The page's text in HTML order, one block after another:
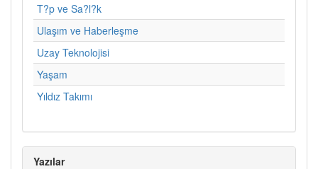
T?p ve Sa?l?k
Ulaşım ve Haberleşme
Uzay Teknolojisi
Yaşam
Yıldız Takımı
Yazılar